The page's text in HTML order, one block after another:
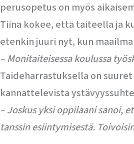
perusopetus on myös
Tiina kokee, että taiteella ja
etenkin juuri nyt, kun
– Monitaiteisessa koulussa
Taideharrastuksella on
kannattelevista
– Joskus yksi oppilaani sanoi,
tanssin esiintymisestä.